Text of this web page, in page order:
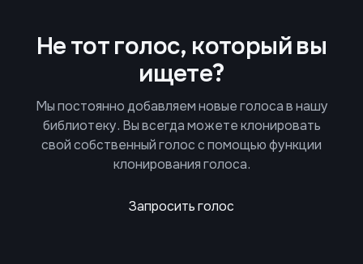
Не тот голос, который вы
ищете?
Мы постоянно добавляем новые голоса в нашу
библиотеку. Вы всегда можете клонировать
свой собственный голос с помощью функции
клонирования голоса.
Запросить голос